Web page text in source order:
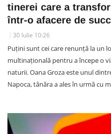
tinerei care a
într-o afacere de
30 Iulie 10:26
Puțini sunt cei care renunță la un
multinațională pentru a începe o
naturii. Oana Groza este unul
Napoca, tânăra a ales în urmă cu